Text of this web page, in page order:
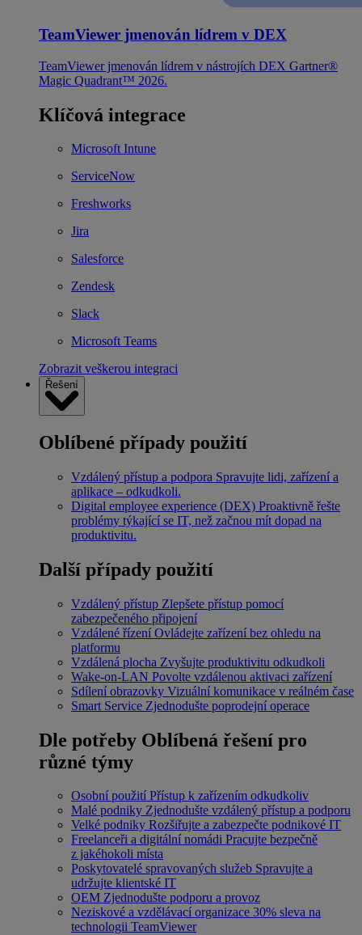
TeamViewer jmenován lídrem v DEX
TeamViewer jmenován lídrem v nástrojích DEX Gartner®
Magic Quadrant™ 2026.
Klíčová integrace
Microsoft Intune
ServiceNow
Freshworks
Jira
Salesforce
Zendesk
Slack
Microsoft Teams
Zobrazit veškerou integraci
Řešení
Oblíbené případy použití
Vzdálený přístup a podpora Spravujte lidi, zařízení a
aplikace – odkudkoli.
Digital employee experience (DEX) Proaktivně řešte
problémy týkající se IT, než začnou mít dopad na
produktivitu.
Další případy použití
Vzdálený přístup Zlepšete přístup pomocí
zabezpečeného připojení
Vzdálené řízení Ovládejte zařízení bez ohledu na
platformu
Vzdálená plocha Zvyšujte produktivitu odkudkoli
Wake-on-LAN Povolte vzdálenou aktivaci zařízení
Sdílení obrazovky Vizuální komunikace v reálném čase
Smart Service Zjednodušte poprodejní operace
Dle potřeby Oblíbená řešení pro
různé týmy
Osobní použití Přístup k zařízením odkudkoliv
Malé podniky Zjednodušte vzdálený přístup a podporu
Velké podniky Rozšiřujte a zabezpečte podnikové IT
Freelanceři a digitální nomádi Pracujte bezpečně
z jakéhokoli místa
Poskytovatelé spravovaných služeb Spravujte a
udržujte klientské IT
OEM Zjednodušte podporu a provoz
Neziskové a vzdělávací organizace 30% sleva na
technologii TeamViewer